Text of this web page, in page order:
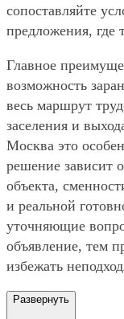
сопоставляйте
предложения, где
Главное
возможность
весь маршрут
заселения и
Москва это
решение зависит
объекта,
и реальной
уточняющие
объявление, тем
избежать
Развернуть